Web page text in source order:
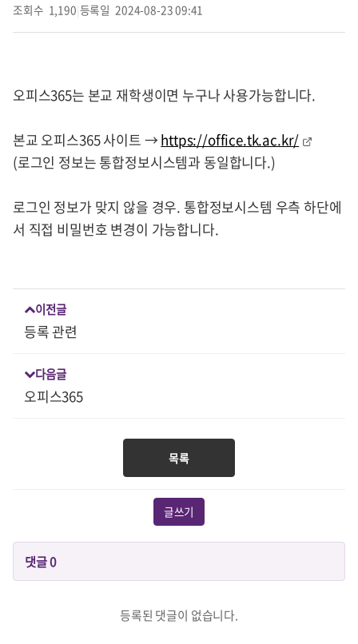
조회수 1,190 등록일 2024-08-23 09:41
오피스365는 본교 재학생이면 누구나 사용가능합니다.
본교 오피스365 사이트 →https://office.tk.ac.kr/
(로그인 정보는 통합정보시스템과 동일합니다.)
로그인 정보가 맞지 않을 경우. 통합정보시스템 우측 하단에
서 직접 비밀번호 변경이 가능합니다.
이전글
등록 관련
다음글
오피스365
목록
글쓰기
댓글0
등록된 댓글이 없습니다.